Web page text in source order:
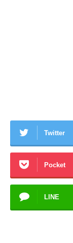
Twitter
Pocket
LINE